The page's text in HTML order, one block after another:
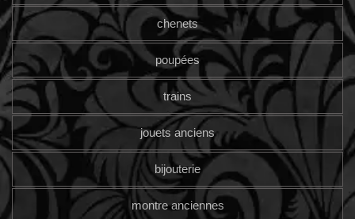
chenets
poupées
trains
jouets anciens
bijouterie
montre anciennes